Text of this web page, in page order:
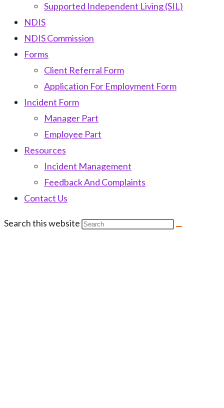
Supported Independent Living (SIL)
NDIS
NDIS Commission
Forms
Client Referral Form
Application For Employment Form
Incident Form
Manager Part
Employee Part
Resources
Incident Management
Feedback And Complaints
Contact Us
Search this website